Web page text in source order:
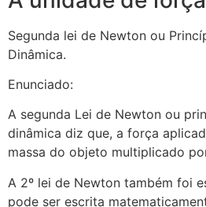
Segunda lei de Newton ou
Dinâmica.
Enunciado:
A segunda Lei de Newton ou
dinâmica diz que, a força
massa do objeto multiplicado
A 2º lei de Newton também foi
pode ser escrita